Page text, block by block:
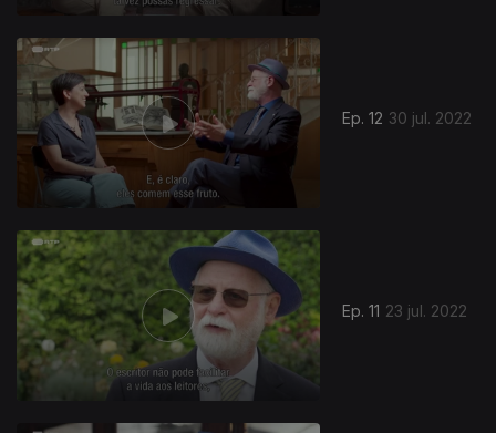
Ep. 12 30 jul. 2022
Ep. 11 23 jul. 2022